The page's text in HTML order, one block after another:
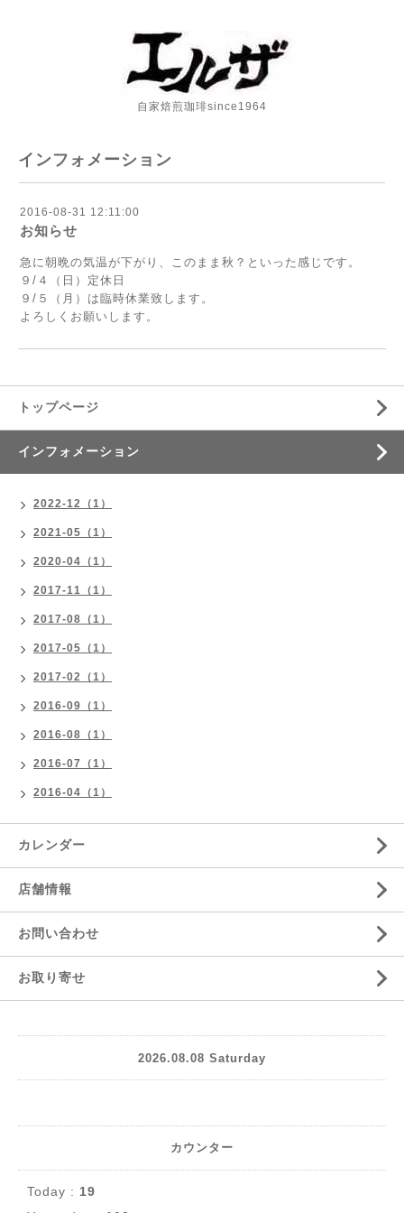
自家焙煎珈琲since1964
インフォメーション
2016-08-31 12:11:00
お知らせ
急に朝晩の気温が下がり、このまま秋？といった感じです。
９/４（日）定休日
９/５（月）は臨時休業致します。
よろしくお願いします。
トップページ
インフォメーション
2022-12（1）
2021-05（1）
2020-04（1）
2017-11（1）
2017-08（1）
2017-05（1）
2017-02（1）
2016-09（1）
2016-08（1）
2016-07（1）
2016-04（1）
カレンダー
店舗情報
お問い合わせ
お取り寄せ
2026.08.08 Saturday
カウンター
Today : 19